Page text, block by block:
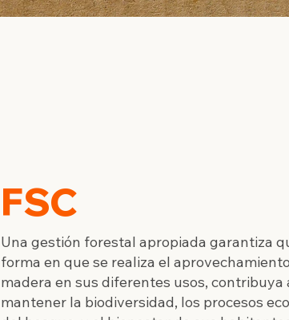
FSC
Una gestión forestal apropiada garantiza
forma en que se realiza el
madera en sus diferentes usos, contribuya
mantener la biodiversidad, los procesos